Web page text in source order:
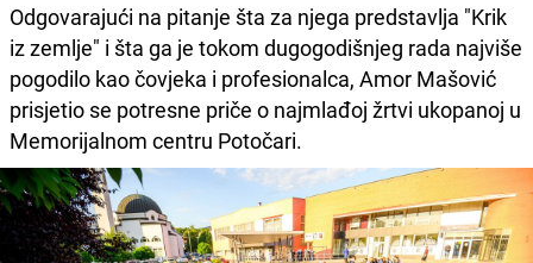
Odgovarajući na pitanje šta za njega predstavlja "Krik
iz zemlje" i šta ga je tokom dugogodišnjeg rada najviše
pogodilo kao čovjeka i profesionalca, Amor Mašović
prisjetio se potresne priče o najmlađoj žrtvi ukopanoj u
Memorijalnom centru Potočari.